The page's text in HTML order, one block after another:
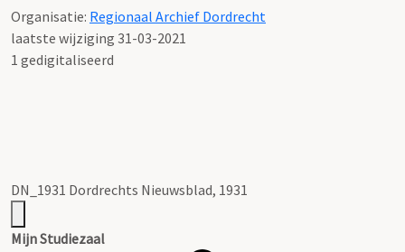
Organisatie: Regionaal Archief Dordrecht
laatste wijziging 31-03-2021
1 gedigitaliseerd
DN_1931 Dordrechts Nieuwsblad, 1931
Mijn Studiezaal